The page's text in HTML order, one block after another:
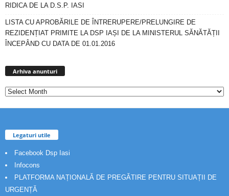
RIDICA DE LA D.S.P. IASI
LISTA CU APROBĂRILE DE ÎNTRERUPERE/PRELUNGIRE DE
REZIDENȚIAT PRIMITE LA DSP IAȘI DE LA MINISTERUL SĂNĂTĂȚII
ÎNCEPÂND CU DATA DE 01.01.2016
Arhiva anunturi
Legaturi utile
Facebook Dsp Iasi
Infocons
PLATFORMA NAȚIONALĂ DE PREGĂTIRE PENTRU SITUAȚII DE
URGENȚĂ